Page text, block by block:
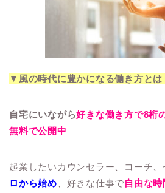
▼風の時代に豊かになる働き方とは
自宅にいながら好きな働き方で8桁
無料で公開中
起業したいカウンセラー、コーチ
ロから始め 、好きな仕事で自由な時